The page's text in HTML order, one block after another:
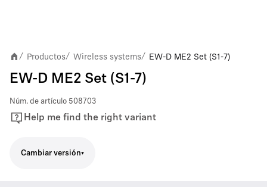
/ Productos/ Wireless systems/ EW-D ME2 Set (S1-7)
EW-D ME2 Set (S1-7)
Núm. de artículo 508703
Help me find the right variant
Cambiar versión